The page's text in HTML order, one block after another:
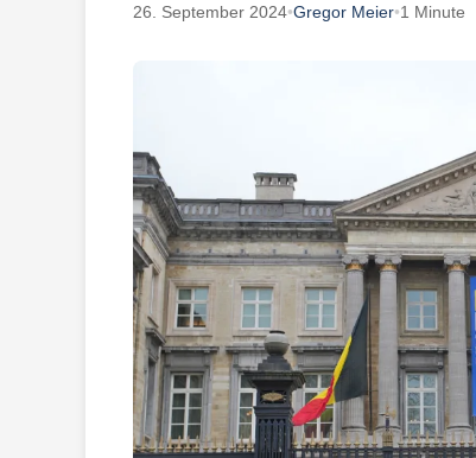
26. September 2024•Gregor Meier•1 Minute